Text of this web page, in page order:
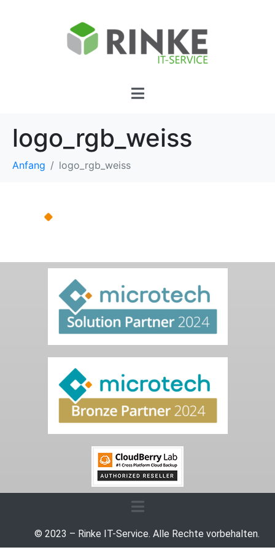
logo_rgb_weiss
Anfang logo_rgb_weiss
© 2023 – Rinke IT-Service. Alle Rechte vorbehalten.